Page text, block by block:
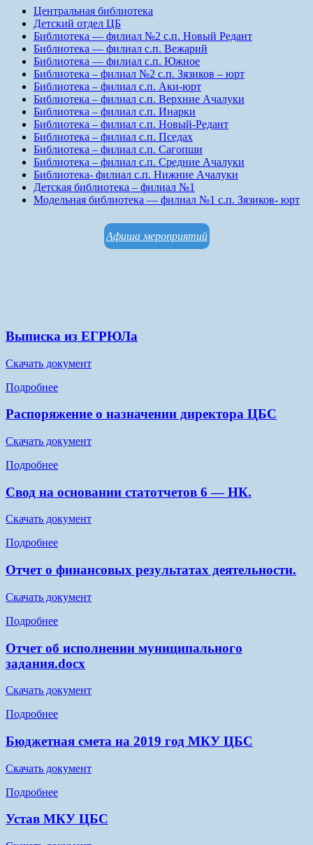
Центральная библиотека
Детский отдел ЦБ
Библиотека — филиал №2 с.п. Новый Редант
Библиотека — филиал с.п. Вежарий
Библиотека — филиал с.п. Южное
Библиотека – филиал №2 с.п. Зязиков – юрт
Библиотека – филиал с.п. Аки-юрт
Библиотека – филиал с.п. Верхние Ачалуки
Библиотека – филиал с.п. Инарки
Библиотека – филиал с.п. Новый-Редант
Библиотека – филиал с.п. Пседах
Библиотека – филиал с.п. Сагопши
Библиотека – филиал с.п. Средние Ачалуки
Библиотека- филиал с.п. Нижние Ачалуки
Детская библиотека – филиал №1
Модельная библиотека — филиал №1 с.п. Зязиков- юрт
Афиша мероприятий
Выписка из ЕГРЮЛа
Скачать документ
Подробнее
Распоряжение о назначении директора ЦБС
Скачать документ
Подробнее
Свод на основании статотчетов 6 — НК.
Скачать документ
Подробнее
Отчет о финансовых результатах деятельности.
Скачать документ
Подробнее
Отчет об исполнении муниципального
задания.docx
Скачать документ
Подробнее
Бюджетная смета на 2019 год МКУ ЦБС
Скачать документ
Подробнее
Устав МКУ ЦБС